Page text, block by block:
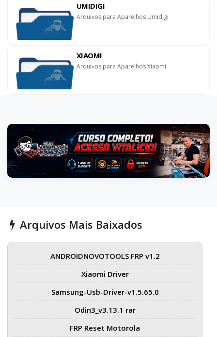
UMIDIGI
Arquivos para Aparelhos Umidigi
XIAOMI
Arquivos para Aparelhos Xiaomi
Arquivos Mais Baixados
ANDROIDNOVOTOOLS FRP v1.2
Xiaomi Driver
Samsung-Usb-Driver-v1.5.65.0
Odin3_v3.13.1 rar
FRP Reset Motorola